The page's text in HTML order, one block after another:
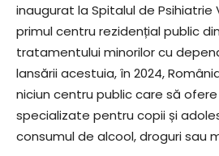
inaugurat la Spitalul de Psihiatrie
primul centru rezidențial public
tratamentului minorilor cu
lansării acestuia, în 2024,
niciun centru public care să
specializate pentru copii și
consumul de alcool, droguri sau